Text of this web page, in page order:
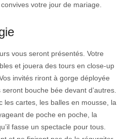
votre jour de mariage.
vous seront présentés. Votre
et jouera des tours en close-up
invités riront à gorge déployée
bouche bée devant d’autres.
les cartes, les balles en mousse, la
de poche en poche, la
fasse un spectacle pour tous.